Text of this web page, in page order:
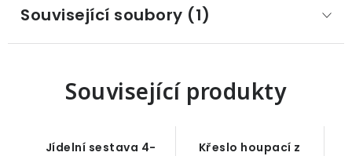
Související soubory (1)
Související produkty
Jídelní sestava 4-
Křeslo houpací z